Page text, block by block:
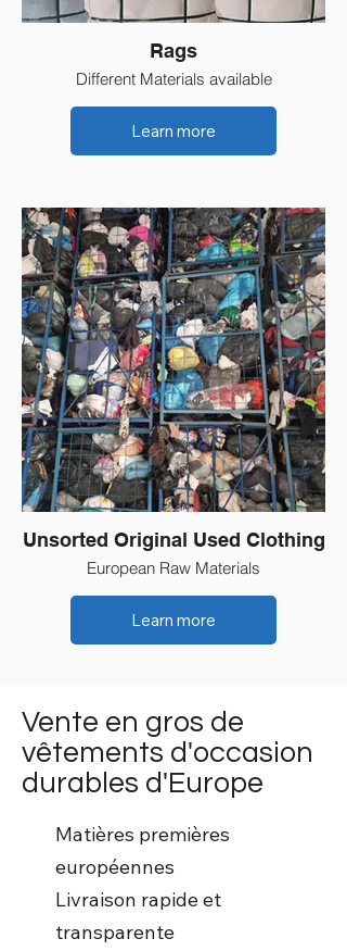
Rags
Different Materials available
Learn more
Unsorted Original Used Clothing
European Raw Materials
Learn more
Vente en gros de
vêtements d'occasion
durables d'Europe
Matières premières
européennes
Livraison rapide et
transparente